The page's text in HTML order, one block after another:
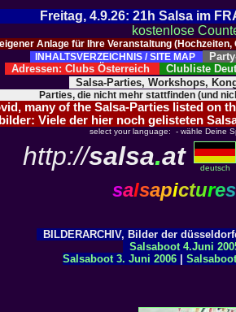
Freitag, 4.9.26: 21h Salsa im
kostenlose
Anlage für Ihre Veranstaltung
INHALTSVERZEICHNIS / SITE MAP
Adressen: Clubs Österreich Clubliste
Salsa-Parties, Workshops,
Parties, die nicht mehr stattfinden (und
many of the Salsa-Parties listed on
Viele der hier noch gelisteten
select your language: - wähle Deine
http://salsa.at deutsch
salsapictures
BILDERARCHIV, Bilder der
Salsaboot 4.Juni
Salsaboot 3. Juni 2006